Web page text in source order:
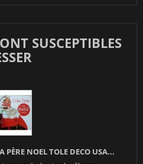
SUSCEPTIBLES
PÈRE NOEL TOLE DECO USA...